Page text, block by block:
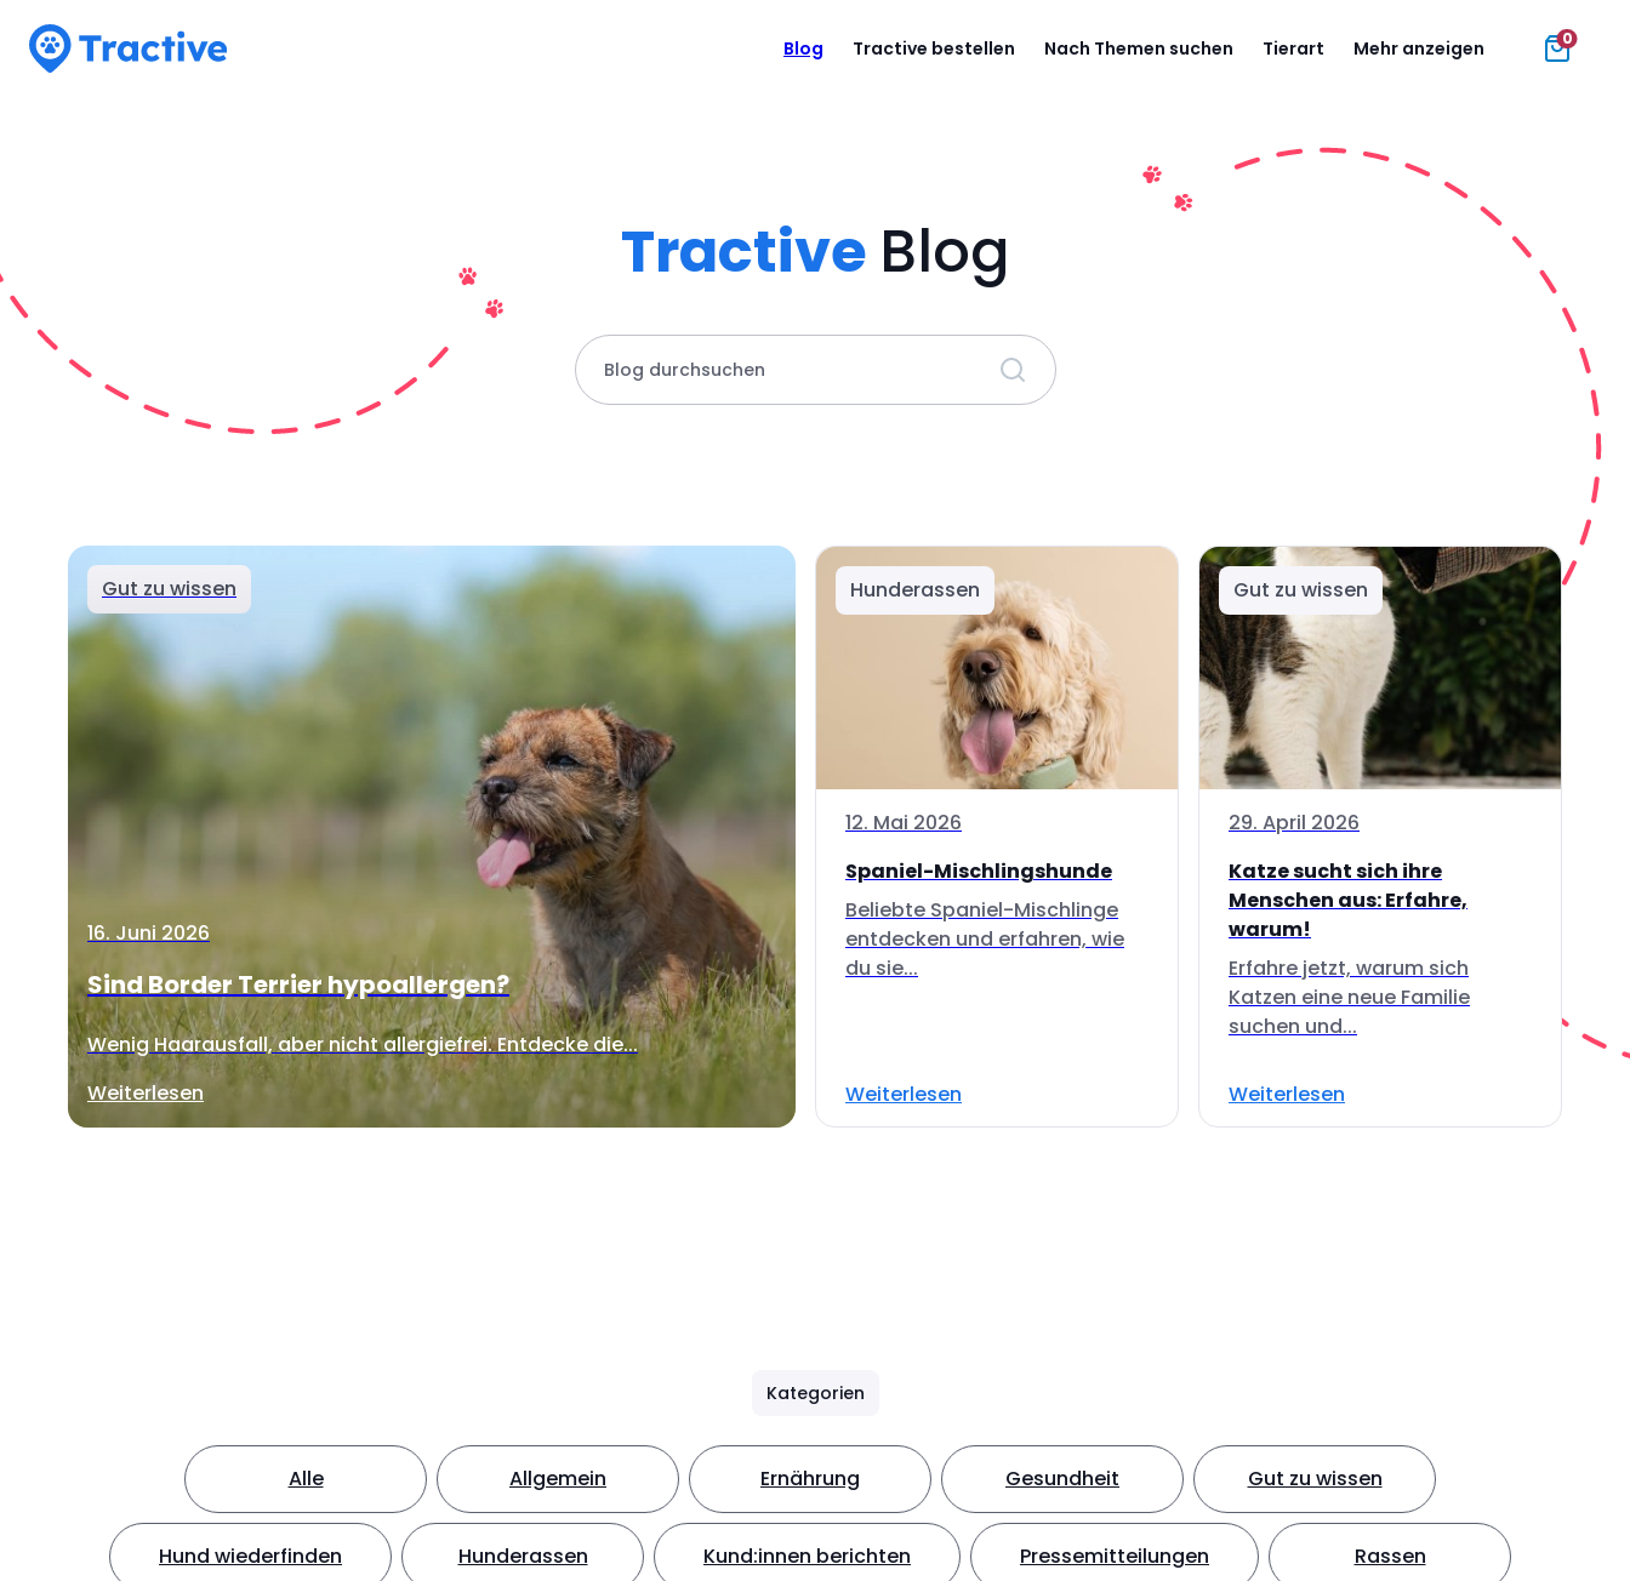
Blog Tractive bestellen Nach Themen suchen Tierart Mehr anzeigen 0
Tractive Blog
Blog durchsuchen
Gut zu wissen
16. Juni 2026
Sind Border Terrier hypoallergen?
Wenig Haarausfall, aber nicht allergiefrei. Entdecke die...
Weiterlesen
Hunderassen
12. Mai 2026
Spaniel-Mischlingshunde
Beliebte Spaniel-Mischlinge
entdecken und erfahren, wie
du sie...
Weiterlesen
Gut zu wissen
29. April 2026
Katze sucht sich ihre
Menschen aus: Erfahre,
warum!
Erfahre jetzt, warum sich
Katzen eine neue Familie
suchen und...
Weiterlesen
Kategorien
Alle Allgemein Ernährung Gesundheit Gut zu wissen
Hund wiederfinden Hunderassen Kund:innen berichten Pressemitteilungen Rassen